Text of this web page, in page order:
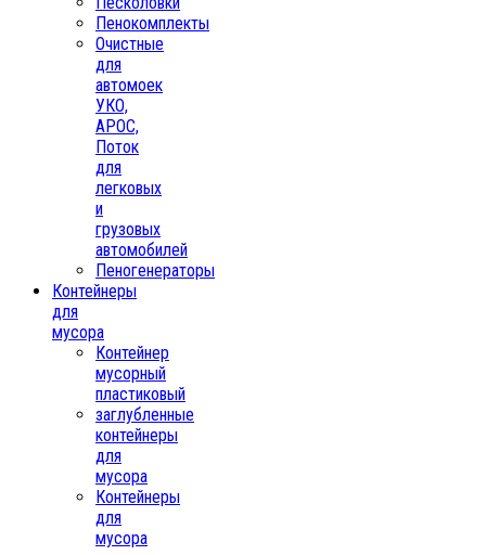
Пенокомплекты
Очистные
для
автомоек
УКО,
АРОС,
Поток
для
легковых
и
грузовых
автомобилей
Пеногенераторы
Контейнеры
для
мусора
Контейнер
мусорный
пластиковый
заглубленные
контейнеры
для
мусора
Контейнеры
для
мусора